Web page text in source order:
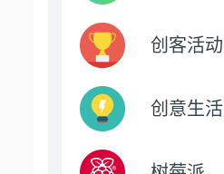
创客活动
创意生活